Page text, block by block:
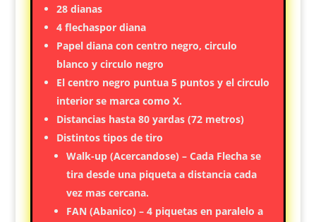
28 dianas
4 flechaspor diana
Papel diana con centro negro, circulo
blanco y circulo negro
El centro negro puntua 5 puntos y el circulo
interior se marca como X.
Distancias hasta 80 yardas (72 metros)
Distintos tipos de tiro
Walk-up (Acercandose) – Cada Flecha se
tira desde una piqueta a distancia cada
vez mas cercana.
FAN (Abanico) – 4 piquetas en paralelo a